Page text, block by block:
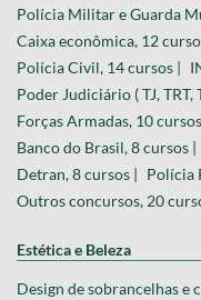
Polícia Militar e Guarda
Caixa econômica, 12
Polícia Civil, 14 cursos |
Poder Judiciário ( TJ, TRT,
Forças Armadas, 10 cursos |
Banco do Brasil, 8 cursos |
Detran, 8 cursos |
Polícia
Outros concursos, 20
Estética e Beleza
Design de sobrancelhas e